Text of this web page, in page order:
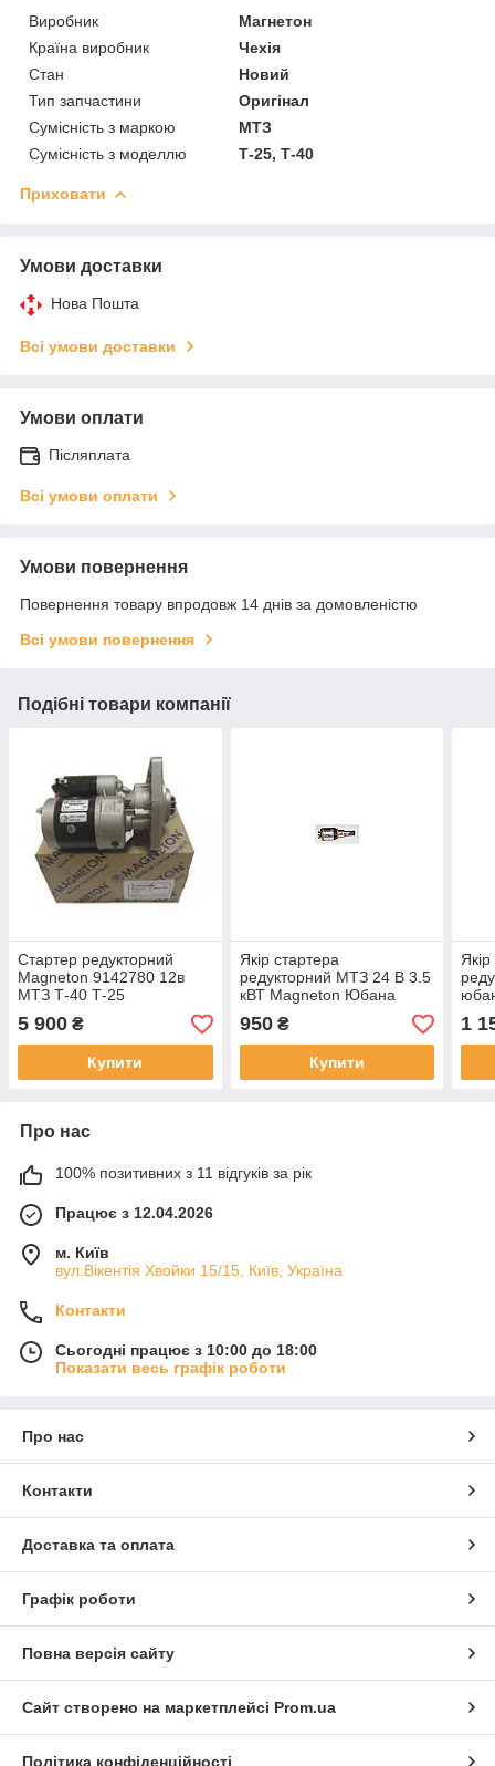
Виробник
Магнетон
Країна виробник
Чехія
Стан
Новий
Тип запчастини
Оригінал
Сумісність з маркою
МТЗ
Сумісність з моделлю
Т-25, Т-40
Приховати
Умови доставки
Нова Пошта
Всі умови доставки
Умови оплати
Післяплата
Всі умови оплати
Умови повернення
Повернення товару впродовж 14 днів за домовленістю
Всі умови повернення
Подібні товари компанії
Стартер редукторний
Magneton 9142780 12в
МТЗ Т-40 Т-25
5 900 ₴
Купити
Якір стартера
редукторний МТЗ 24 В 3.5
кВТ Magneton Юбана
Словак
950₴
Купити
Т-
1
Про нас
100% позитивних з 11 відгуків за рік
Працює з 12.04.2026
м. Київ
вул.Вікентія Хвойки 15/15, Київ, Україна
Контакти
Сьогодні працює з 10:00 до 18:00
Показати весь графік роботи
Про нас
Контакти
Доставка та оплата
Графік роботи
Повна версія сайту
Сайт створено на маркетплейсі Prom.ua
Політика конфіденційності